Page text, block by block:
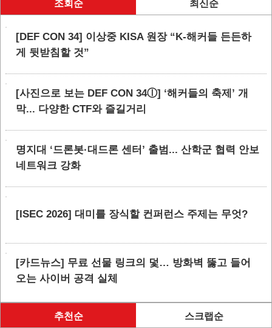
조회순 최신순
[DEF CON 34] 이상중 KISA 원장 “K-해커들 든든하
게 뒷받침할 것”
[사진으로 보는 DEF CON 34ⓛ] ‘해커들의 축제’ 개
막... 다양한 CTF와 즐길거리
명지대 ‘드론봇·대드론 센터’ 출범... 산학군 협력 안보
네트워크 강화
[ISEC 2026] 대미를 장식할 컨퍼런스 주제는 무엇?
[카드뉴스] 무료 선물 링크의 덫… 방화벽 뚫고 들어
오는 사이버 공격 실체
추천순 스크랩순